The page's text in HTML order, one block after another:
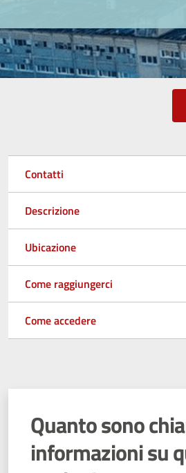
Contatti
Descrizione
Ubicazione
Come raggiungerci
Come accedere
Quanto sono
informazioni su